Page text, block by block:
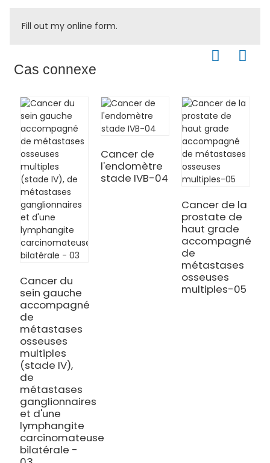
Fill out my online form.
Cas connexe
Cancer du
sein gauche
accompagné
de
métastases
osseuses
multiples
(stade IV),
de
métastases
ganglionnaires
et d'une
lymphangite
carcinomateuse
bilatérale -
Cancer de
l'endomètre
stade IVB-04
Cancer de la
prostate de
haut grade
accompagné
de
métastases
osseuses
multiples-05